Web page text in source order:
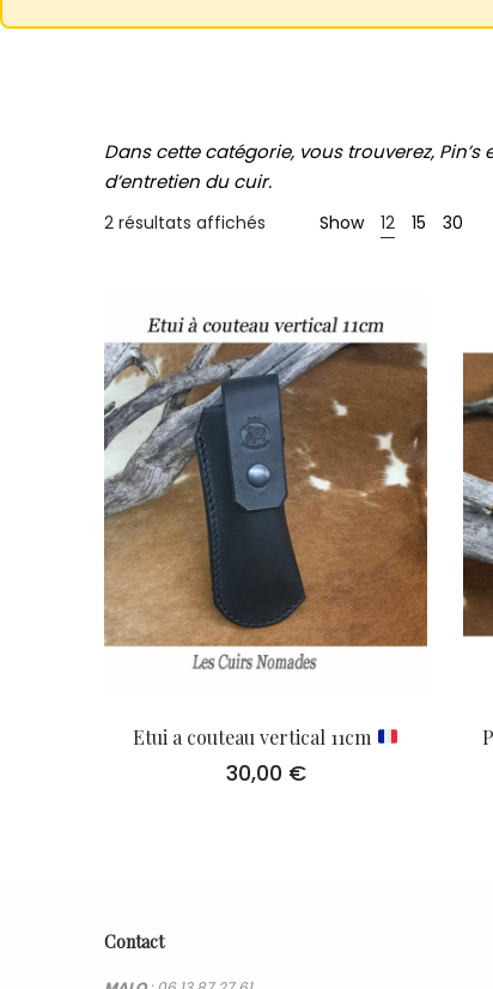
Dans cette catégorie, vous trouverez, Pin’s
d’entretien du cuir.
2 résultats affichés Show 12 15 30
Etui a couteau vertical 11cm
30,00 €
Contact